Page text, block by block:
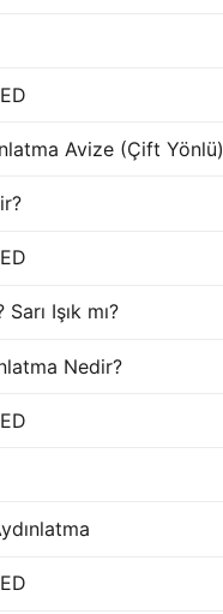
Avize (Çift Yönlü)
Sarı Işık mı?
Nedir?